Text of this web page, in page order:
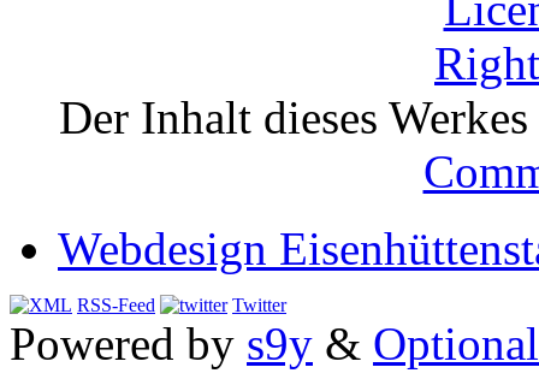
Der Inhalt dieses
Webdesign
RSS-Feed Twitter
Powered by s9y &